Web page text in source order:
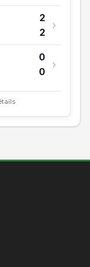
2
2
0
0